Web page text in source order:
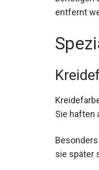
entfernt
Sie haften
sie später